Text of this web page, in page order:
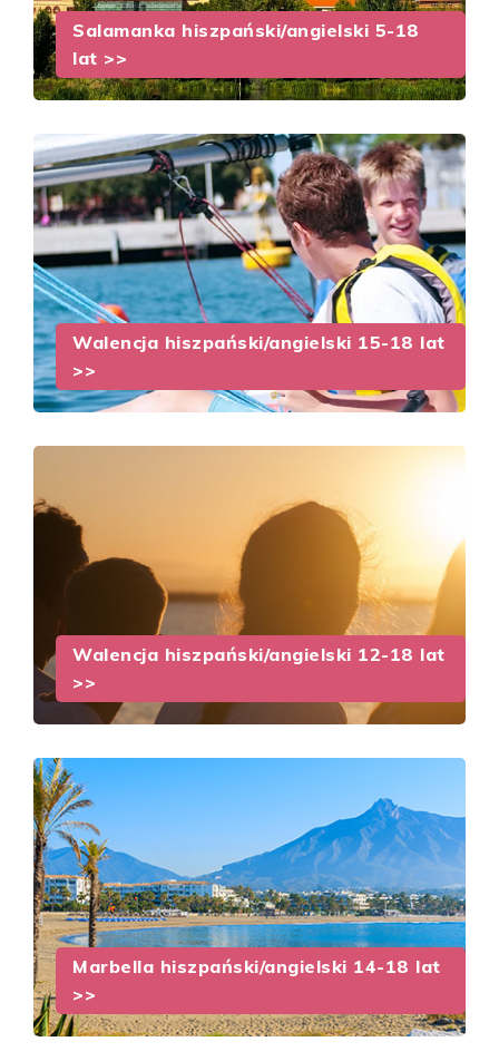
Salamanka hiszpański/angielski 5-18
lat >>
Walencja hiszpański/angielski 15-18 lat
>>
Walencja hiszpański/angielski 12-18 lat
>>
Marbella hiszpański/angielski 14-18 lat
>>